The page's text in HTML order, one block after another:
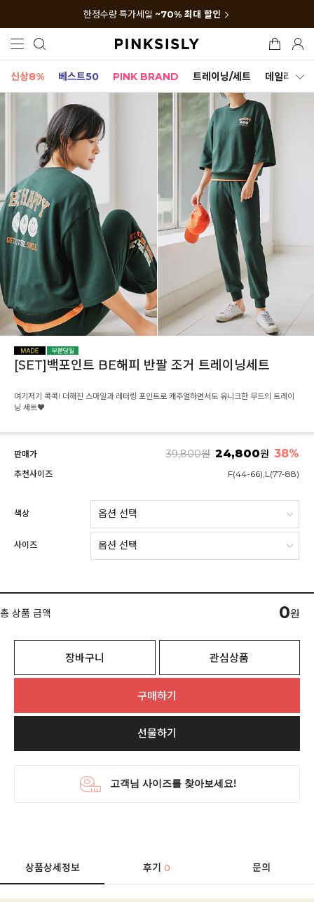
한정수량 특가세일 ~70% 최대 할인
신상8% 베스트50 PINK BRAND 트레이닝/세트 데일리세트
[SET]백포인트 BE해피 반팔 조거 트레이닝세트
여기저기 콕콕! 더해진 스마일과 레터링 포인트로 캐주얼하면서도 유니크한 무드의 트레이
닝 세트♥
판매가 39,800원 24,800원 38%
추천사이즈 F(44-66),L(77-88)
색상
사이즈
총 상품 금액 0원
장바구니 관심상품
구매하기
선물하기
상품상세정보 후기0 문의